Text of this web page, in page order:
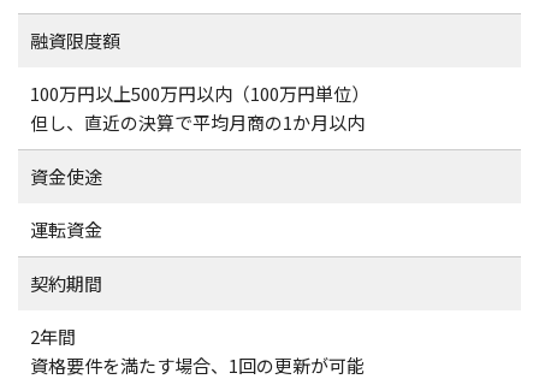
融資限度額
100万円以上500万円以内（100万円単位）
但し、直近の決算で平均月商の1か月以内
資金使途
運転資金
契約期間
2年間
資格要件を満たす場合、1回の更新が可能